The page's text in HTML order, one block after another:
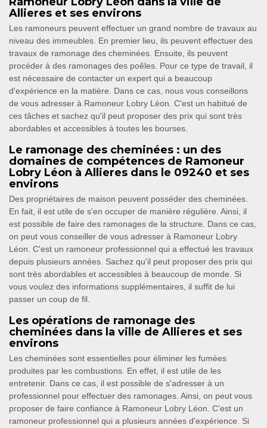
Allieres et ses environs
Les ramoneurs peuvent effectuer un grand nombre de travaux au
niveau des immeubles. En premier lieu, ils peuvent effectuer des
travaux de ramonage des cheminées. Ensuite, ils peuvent
procéder à des ramonages des poêles. Pour ce type de travail, il
est nécessaire de contacter un expert qui a beaucoup
d'expérience en la matière. Dans ce cas, nous vous conseillons
de vous adresser à Ramoneur Lobry Léon. C'est un habitué de
ces tâches et sachez qu'il peut proposer des prix qui sont très
abordables et accessibles à toutes les bourses.
Le ramonage des cheminées : un des
domaines de compétences de Ramoneur
Lobry Léon à Allieres dans le 09240 et ses
environs
Des propriétaires de maison peuvent posséder des cheminées.
En fait, il est utile de s'en occuper de manière régulière. Ainsi, il
est possible de faire des ramonages de la structure. Dans ce cas,
on peut vous conseiller de vous adresser à Ramoneur Lobry
Léon. C'est un ramoneur professionnel qui a effectué les travaux
depuis plusieurs années. Sachez qu'il peut proposer des prix qui
sont très abordables et accessibles à beaucoup de monde. Si
vous voulez des informations supplémentaires, il suffit de lui
passer un coup de fil.
Les opérations de ramonage des
cheminées dans la ville de Allieres et ses
environs
Les cheminées sont essentielles pour éliminer les fumées
produites par les combustions. En effet, il est utile de les
entretenir. Dans ce cas, il est possible de s'adresser à un
professionnel pour effectuer des ramonages. Ainsi, on peut vous
proposer de faire confiance à Ramoneur Lobry Léon. C'est un
ramoneur professionnel qui a plusieurs années d'expérience. Si